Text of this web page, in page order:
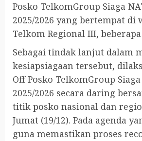
Posko TelkomGroup Siaga
2025/2026 yang bertempat di
Telkom Regional III,
Sebagai tindak lanjut dalam
kesiapsiagaan tersebut,
Off Posko TelkomGroup Siaga
2025/2026 secara daring
titik posko nasional dan
Jumat (19/12). Pada agenda
guna memastikan proses